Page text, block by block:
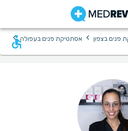
פנים בצפון › אסתטיקת פנים בעפולה ›